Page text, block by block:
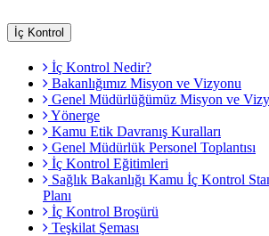
İç Kontrol
İç Kontrol Nedir?
Bakanlığımız Misyon ve Vizyonu
Genel Müdürlüğümüz Misyon ve
Yönerge
Kamu Etik Davranış Kuralları
Genel Müdürlük Personel Toplantısı
İç Kontrol Eğitimleri
Sağlık Bakanlığı Kamu İç Kontrol
Planı
İç Kontrol Broşürü
Teşkilat Şeması